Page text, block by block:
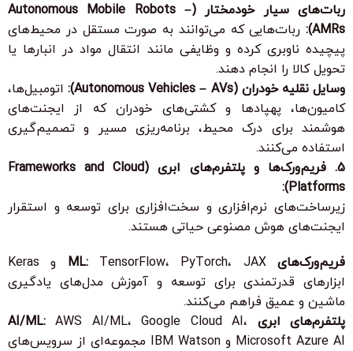
ربات‌های سیار خودمختار (Autonomous Mobile Robots –
AMRs):
ربات‌هایی که می‌توانند به صورت مستقل در محیط‌های
پیچیده ناوبری کرده و وظایفی مانند انتقال مواد در انبارها یا
تحویل کالا را انجام دهند.
وسایل نقلیه خودران (Autonomous Vehicles – AVs):
اتومبیل‌ها،
کامیون‌ها، پهپادها و کشتی‌های خودران که از ایجنت‌های
هوشمند برای درک محیط، برنامه‌ریزی مسیر و تصمیم‌گیری
استفاده می‌کنند.
5. فریم‌ورک‌ها و پلتفرم‌های ابری (Frameworks and Cloud
Platforms):
زیرساخت‌های نرم‌افزاری و سخت‌افزاری برای توسعه و استقرار
ایجنت‌های هوش مصنوعی حیاتی هستند.
فریم‌ورک‌های ML:
TensorFlow، PyTorch، JAX و Keras
ابزارهای قدرتمندی برای توسعه و آموزش مدل‌های یادگیری
ماشین و عمیق فراهم می‌کنند.
پلتفرم‌های ابری AI/ML: AWS AI/ML، Google Cloud AI،
Microsoft Azure AI و IBM Watson مجموعه‌ای از سرویس‌های